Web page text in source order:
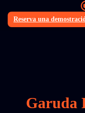
Reserva una
ES
Garuda